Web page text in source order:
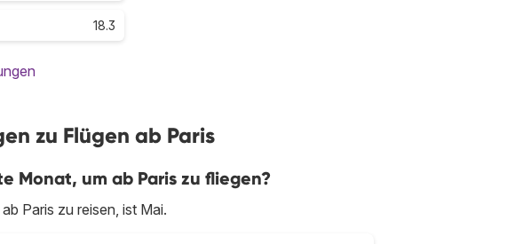
18.3
zu Flügen ab Paris
Monat, um ab Paris zu fliegen?
Paris zu reisen, ist Mai.